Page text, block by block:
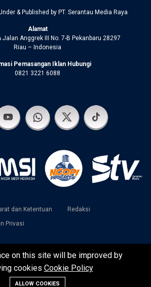
& Published by PT. Serantau Media Raya
Alamat
Jalan Anggrek III No. 7-B Pekanbaru 28297
Riau – Indonesia
Pemasangan Iklan Hubungi
0821 3221 6088
dan Ketentuan
Redaksi
Privasi
| Serantau Media Raya Team
on this site will be improved by
cookies Cookie Policy
ALLOW COOKIES